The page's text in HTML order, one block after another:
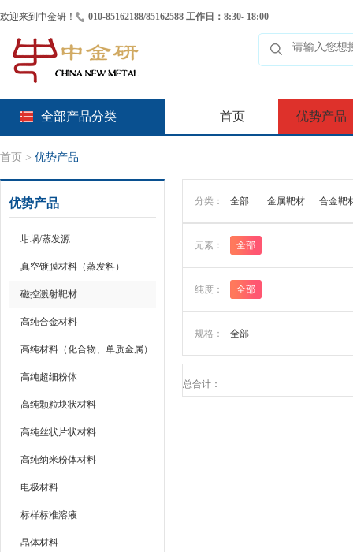
欢迎来到中金研！ 010-85162188/85162588 工作日：8:30- 18:00
全部产品分类 首页 优势产品
首页 > 优势产品
优势产品
坩埚/蒸发源
真空镀膜材料（蒸发料）
磁控溅射靶材
高纯合金材料
高纯材料（化合物、单质金属）
高纯超细粉体
高纯颗粒块状材料
高纯丝状片状材料
高纯纳米粉体材料
电极材料
标样标准溶液
晶体材料
分类： 全部 金属靶材 合金靶
元素： 全部
纯度： 全部
规格： 全部
总合计：